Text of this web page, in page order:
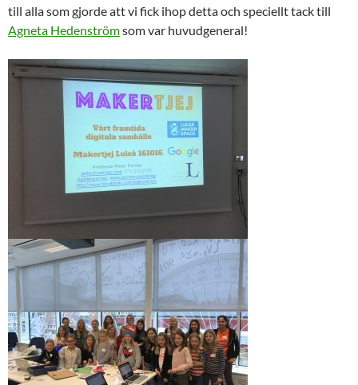
till alla som gjorde att vi fick ihop detta och speciellt tack till
Agneta Hedenströmsom var huvudgeneral!